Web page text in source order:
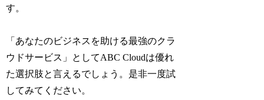
す。
「あなたのビジネスを助ける最強のクラ
ウドサービス」としてABC Cloudは優れ
た選択肢と言えるでしょう。是非一度試
してみてください。